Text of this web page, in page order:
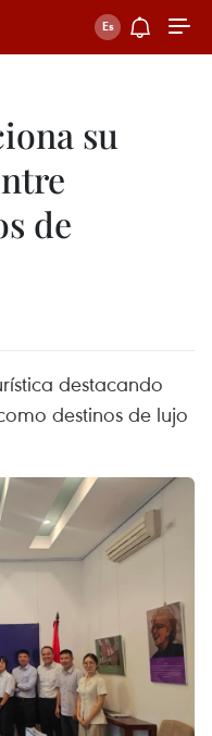
su
de
destacando
destinos de lujo